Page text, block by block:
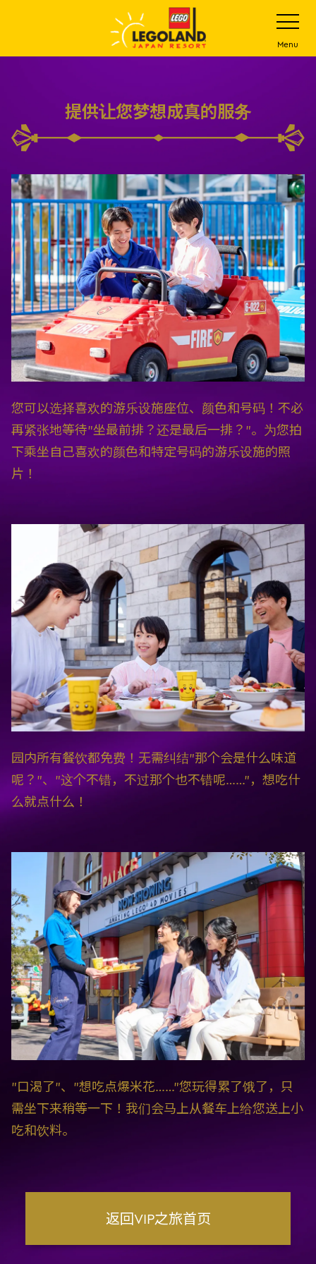
主
打
开
网
站
菜
单
Menu
提供让您梦想成真的服务
您可以选择喜欢的游乐设施座位、颜色和号码！不必
再紧张地等待"坐最前排？还是最后一排？"。为您拍
下乘坐自己喜欢的颜色和特定号码的游乐设施的照
片！
园内所有餐饮都免费！无需纠结"那个会是什么味道
呢？"、"这个不错，不过那个也不错呢……"，想吃什
么就点什么！
"口渴了"、"想吃点爆米花……"您玩得累了饿了，只
需坐下来稍等一下！我们会马上从餐车上给您送上小
吃和饮料。
返回VIP之旅首页